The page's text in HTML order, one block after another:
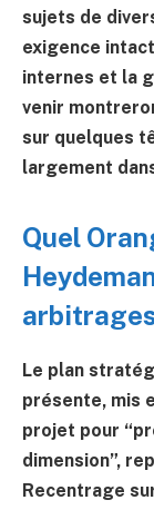
sujets de
exigence
internes et la
venir
sur quelques
largement
Quel
Le plan
présente, mis
projet pour
dimension”,
Recentrage